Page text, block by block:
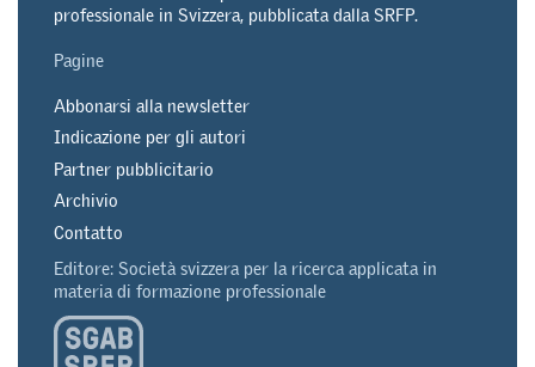
professionale in Svizzera, pubblicata dalla SRFP.
Pagine
Abbonarsi alla newsletter
Indicazione per gli autori
Partner pubblicitario
Archivio
Contatto
Editore: Società svizzera per la ricerca applicata in
materia di formazione professionale